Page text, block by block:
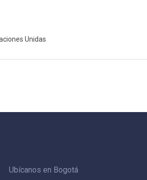
Unidas
Ubícanos en Bogotá